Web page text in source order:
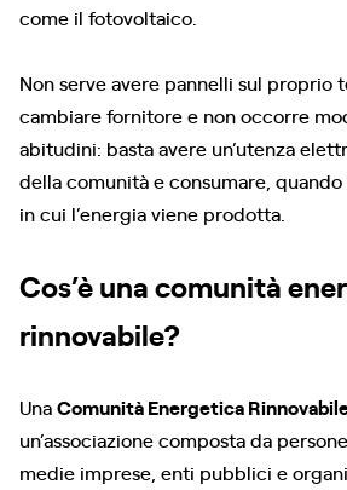
come il fotovoltaico.
Non serve avere pannelli sul proprio
cambiare fornitore e non occorre
abitudini: basta avere un’utenza
della comunità e consumare,
in cui l’energia viene prodotta.
Cos’è una comunità
rinnovabile?
UnaComunità Energetica
un’associazione composta da
medie imprese, enti pubblici e